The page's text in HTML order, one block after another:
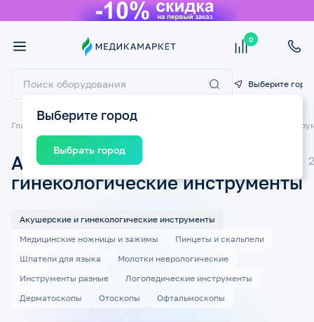
0
Выберите город
Выберите город
Выбрать город
Главная Товары для медицинских учреждений Медицинский
Акушерские и
гинекологические инструменты
Акушерские и гинекологические инструменты
Медицинские ножницы и зажимы
Пинцеты и скальпели
Шпатели для языка
Молотки неврологические
Инструменты разные
Логопедические инструменты
Дерматоскопы
Отоскопы Офтальмоскопы